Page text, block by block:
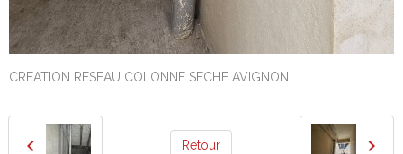
CREATION RESEAU COLONNE SECHE AVIGNON
Retour